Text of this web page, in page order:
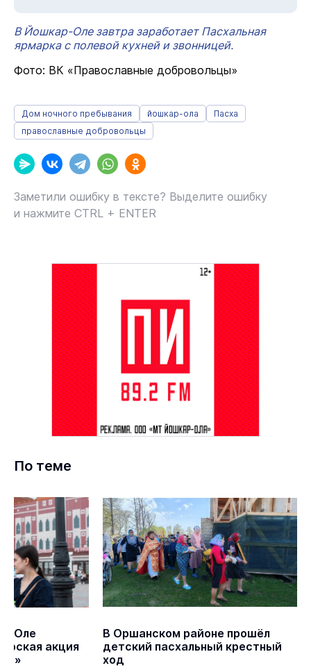
В Йошкар-Оле завтра заработает Пасхальная
ярмарка с полевой кухней и звонницей.
Фото: ВК «Православные добровольцы»
Дом ночного пребывания йошкар-ола
Пасха
православные добровольцы
Заметили ошибку в тексте? Выделите ошибку
и нажмите CTRL + ENTER
По теме
Оле
акция
В Оршанском районе прошёл
детский пасхальный крестный
ход